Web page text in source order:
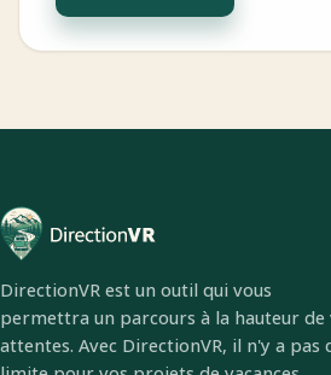
DirectionVR est un outil qui vous
permettra un parcours à la hauteur de
attentes. Avec DirectionVR, il n'y a pas